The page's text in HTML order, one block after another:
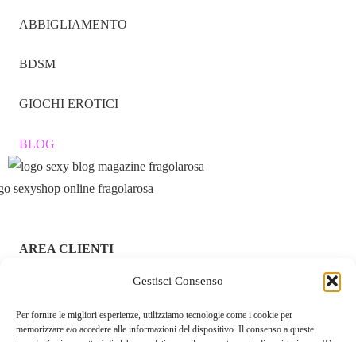
Gestisci Consenso
Per fornire le migliori esperienze, utilizziamo tecnologie come i cookie per
memorizzare e/o accedere alle informazioni del dispositivo. Il consenso a queste
ABBIGLIAMENTO
BDSM
GIOCHI EROTICI
BLOG
AREA CLIENTI
ACCEDI / REGISTRATI
CHI SIAMO – FRAGOLAROSA | SEXY SHOP ONLINE
ITALIANO SICURO E DISCRETO